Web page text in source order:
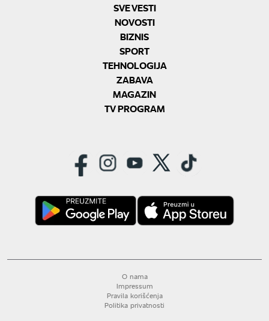
SVE VESTI
NOVOSTI
BIZNIS
SPORT
TEHNOLOGIJA
ZABAVA
MAGAZIN
TV PROGRAM
O nama
Impressum
Pravila korišćenja
Politika privatnosti